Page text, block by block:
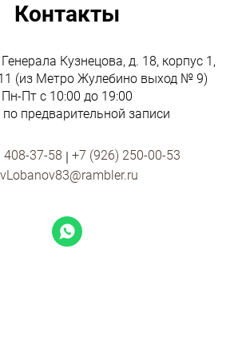
Контакты
Кузнецова, д. 18, корпус 1,
(из Метро Жулебино выход № 9)
Пн-Пт с 10:00 до 19:00
по предварительной записи
408-37-58 | +7 (926) 250-00-53